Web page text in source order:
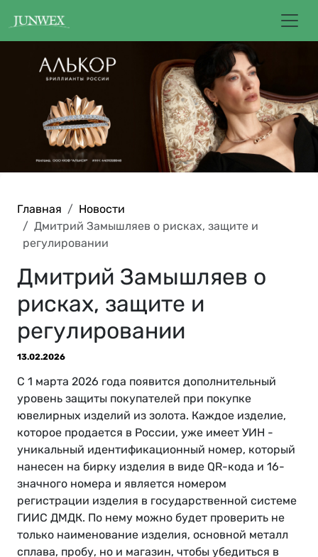
Главная
Новости
Дмитрий Замышляев о рисках, защите и
регулировании
Дмитрий Замышляев о
рисках, защите и
регулировании
13.02.2026
С 1 марта 2026 года появится дополнительный
уровень защиты покупателей при покупке
ювелирных изделий из золота. Каждое изделие,
которое продается в России, уже имеет УИН -
уникальный идентификационный номер, который
нанесен на бирку изделия в виде QR-кода и 16-
значного номера и является номером
регистрации изделия в государственной системе
ГИИС ДМДК. По нему можно будет проверить не
только наименование изделия, основной металл
сплава, пробу, но и магазин, чтобы убедиться в